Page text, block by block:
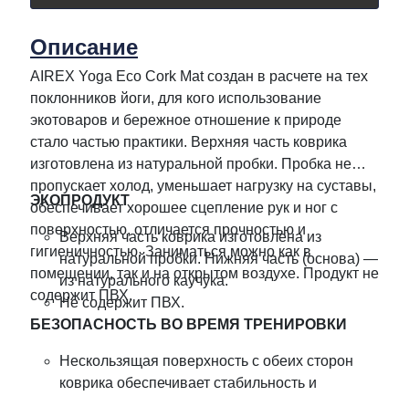
Описание
AIREX Yoga Eco Сork Mat создан в расчете на тех
поклонников йоги, для кого использование
экотоваров и бережное отношение к природе
стало частью практики. Верхняя часть коврика
изготовлена из натуральной пробки. Пробка не
пропускает холод, уменьшает нагрузку на суставы,
обеспечивает хорошее сцепление рук и ног с
поверхностью, отличается прочностью и
гигиеничностью. Заниматься можно как в
помещении, так и на открытом воздухе. Продукт не
содержит ПВХ.
ЭКОПРОДУКТ
Верхняя часть коврика изготовлена из
натуральной пробки. Нижняя часть (основа) —
из натурального каучука.
Не содержит ПВХ.
БЕЗОПАСНОСТЬ ВО ВРЕМЯ ТРЕНИРОВКИ
Нескользящая поверхность с обеих сторон
коврика обеспечивает стабильность и